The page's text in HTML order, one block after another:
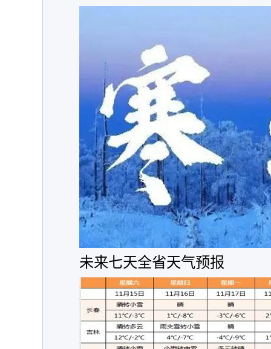
未来七天全省天气预报